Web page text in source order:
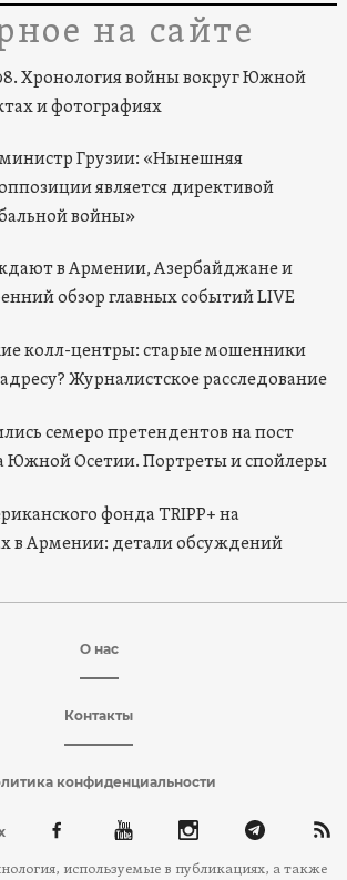
на сайте
Хронология войны вокруг Южной
и фотографиях
Грузии: «Нынешняя
является директивой
войны»
в Армении, Азербайджане и
обзор главных событий LIVE
колл-центры: старые мошенники
Журналистское расследование
семеро претендентов на пост
Южной Осетии. Портреты и спойлеры
фонда TRIPP+ на
в Армении: детали обсуждений
О нас
Контакты
конфиденциальности
используемые в публикациях, а также